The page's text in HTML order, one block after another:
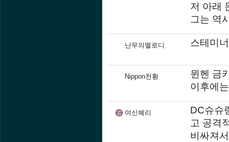
저 아래
그는 역
난무의멜로디 스테미
Nippon천황
뮌헨 금
이후에
여신혜리
DC슈슈
고 공격
비싸져